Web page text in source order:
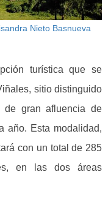
Nieto Basnueva
turística que se
sitio distinguido
gran afluencia de
año. Esta modalidad,
con un total de 285
en las dos áreas